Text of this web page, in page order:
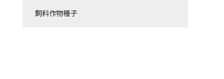
飼料作物種子